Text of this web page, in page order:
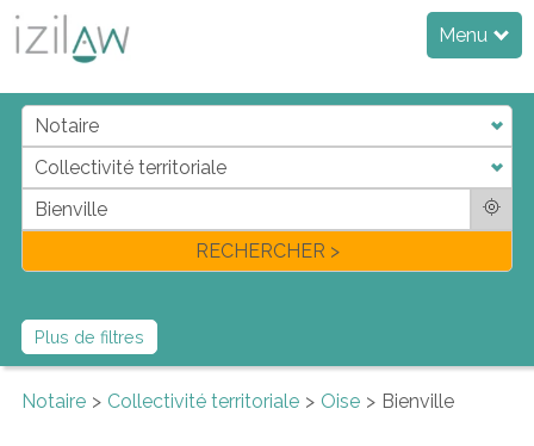
Menu
jdadi
fl
RECHERCHER >
Plus de filtres
Notaire Collectivité territoriale Oise Bienville